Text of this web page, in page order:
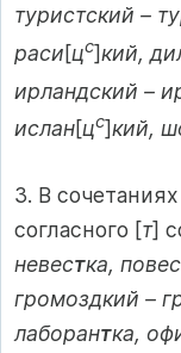
туристский –
раси[цс]кий,
ирландский –
ислан[цс]кий,
3. В сочетаниях
согласного [т]
невестка, повес
громоздкий –
лаборантка,